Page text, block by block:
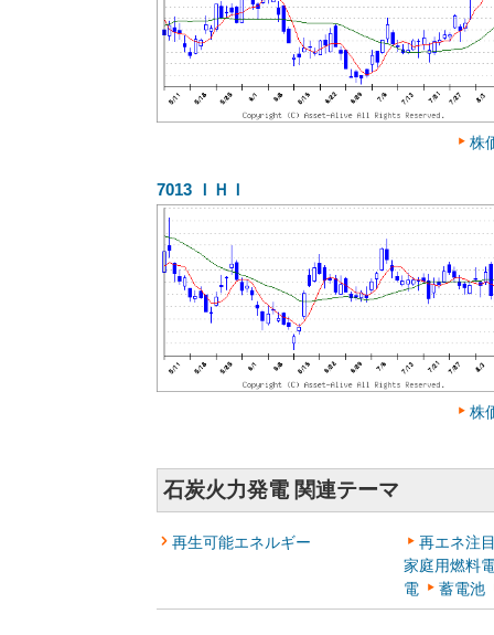
株
7013 ＩＨＩ
株
石炭火力発電 関連テーマ
再生可能エネルギー 再エネ注
家庭用燃料
電
蓄電池